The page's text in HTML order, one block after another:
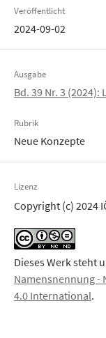
Veröffentlicht
2024-09-02
Ausgabe
Bd. 39 Nr. 3
Rubrik
Neue Konzepte
Lizenz
Copyright (c) 2024
Dieses Werk steht
Namensnennung -
4.0 International.